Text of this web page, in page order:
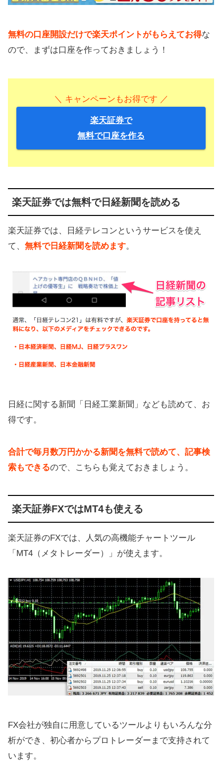
無料の口座開設だけで楽天ポイントがもらえてお得な
ので、まずは口座を作っておきましょう！
＼ キャンペーンもお得です ／
楽天証券で
無料で口座を作る
楽天証券では無料で日経新聞を読める
楽天証券では、日経テレコンというサービスを使え
て、 無料で日経新聞を読めます。
日経に関する新聞「日経工業新聞」なども読めて、お
得です。
合計で毎月数万円かかる新聞を無料で読めて、記事検
索もできるので、こちらも覚えておきましょう。
楽天証券FXではMT4も使える
楽天証券のFXでは、人気の高機能チャートツール
「MT4（メタトレーダー）」が使えます。
FX会社が独自に用意しているツールよりもいろんな分
析ができ、初心者からプロトレーダーまで支持されて
います。